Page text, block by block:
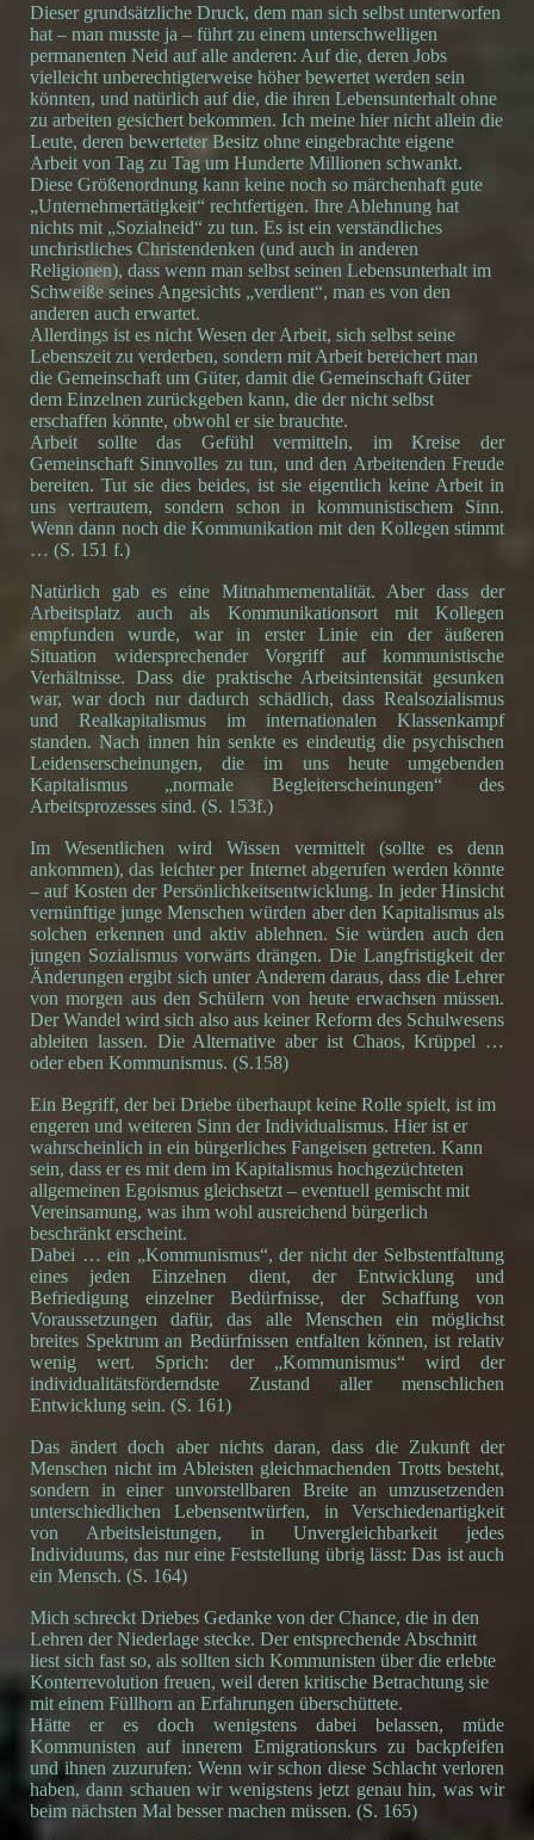
Dieser grundsätzliche Druck, dem man sich selbst unterworfen
hat – man musste ja – führt zu einem unterschwelligen
permanenten Neid auf alle anderen: Auf die, deren Jobs
vielleicht unberechtigterweise höher bewertet werden sein
könnten, und natürlich auf die, die ihren Lebensunterhalt ohne
zu arbeiten gesichert bekommen. Ich meine hier nicht allein die
Leute, deren bewerteter Besitz ohne eingebrachte eigene
Arbeit von Tag zu Tag um Hunderte Millionen schwankt.
Diese Größenordnung kann keine noch so märchenhaft gute
„Unternehmertätigkeit“ rechtfertigen. Ihre Ablehnung hat
nichts mit „Sozialneid“ zu tun. Es ist ein verständliches
unchristliches Christendenken (und auch in anderen
Religionen), dass wenn man selbst seinen Lebensunterhalt im
Schweiße seines Angesichts „verdient“, man es von den
anderen auch erwartet.
Allerdings ist es nicht Wesen der Arbeit, sich selbst seine
Lebenszeit zu verderben, sondern mit Arbeit bereichert man
die Gemeinschaft um Güter, damit die Gemeinschaft Güter
dem Einzelnen zurückgeben kann, die der nicht selbst
erschaffen könnte, obwohl er sie brauchte.
Arbeit sollte das Gefühl vermitteln, im Kreise der
Gemeinschaft Sinnvolles zu tun, und den Arbeitenden Freude
bereiten. Tut sie dies beides, ist sie eigentlich keine Arbeit in
uns vertrautem, sondern schon in kommunistischem Sinn.
Wenn dann noch die Kommunikation mit den Kollegen stimmt
… (S. 151 f.)
Natürlich gab es eine Mitnahmementalität. Aber dass der
Arbeitsplatz auch als Kommunikationsort mit Kollegen
empfunden wurde, war in erster Linie ein der äußeren
Situation widersprechender Vorgriff auf kommunistische
Verhältnisse. Dass die praktische Arbeitsintensität gesunken
war, war doch nur dadurch schädlich, dass Realsozialismus
und Realkapitalismus im internationalen Klassenkampf
standen. Nach innen hin senkte es eindeutig die psychischen
Leidenserscheinungen, die im uns heute umgebenden
Kapitalismus „normale Begleiterscheinungen“ des
Arbeitsprozesses sind. (S. 153f.)
Im Wesentlichen wird Wissen vermittelt (sollte es denn
ankommen), das leichter per Internet abgerufen werden könnte
– auf Kosten der Persönlichkeitsentwicklung. In jeder Hinsicht
vernünftige junge Menschen würden aber den Kapitalismus als
solchen erkennen und aktiv ablehnen. Sie würden auch den
jungen Sozialismus vorwärts drängen. Die Langfristigkeit der
Änderungen ergibt sich unter Anderem daraus, dass die Lehrer
von morgen aus den Schülern von heute erwachsen müssen.
Der Wandel wird sich also aus keiner Reform des Schulwesens
ableiten lassen. Die Alternative aber ist Chaos, Krüppel …
oder eben Kommunismus. (S.158)
Ein Begriff, der bei Driebe überhaupt keine Rolle spielt, ist im
engeren und weiteren Sinn der Individualismus. Hier ist er
wahrscheinlich in ein bürgerliches Fangeisen getreten. Kann
sein, dass er es mit dem im Kapitalismus hochgezüchteten
allgemeinen Egoismus gleichsetzt – eventuell gemischt mit
Vereinsamung, was ihm wohl ausreichend bürgerlich
beschränkt erscheint.
Dabei … ein „Kommunismus“, der nicht der Selbstentfaltung
eines jeden Einzelnen dient, der Entwicklung und
Befriedigung einzelner Bedürfnisse, der Schaffung von
Voraussetzungen dafür, das alle Menschen ein möglichst
breites Spektrum an Bedürfnissen entfalten können, ist relativ
wenig wert. Sprich: der „Kommunismus“ wird der
individualitätsförderndste Zustand aller menschlichen
Entwicklung sein. (S. 161)
Das ändert doch aber nichts daran, dass die Zukunft der
Menschen nicht im Ableisten gleichmachenden Trotts besteht,
sondern in einer unvorstellbaren Breite an umzusetzenden
unterschiedlichen Lebensentwürfen, in Verschiedenartigkeit
von Arbeitsleistungen, in Unvergleichbarkeit jedes
Individuums, das nur eine Feststellung übrig lässt: Das ist auch
ein Mensch. (S. 164)
Mich schreckt Driebes Gedanke von der Chance, die in den
Lehren der Niederlage stecke. Der entsprechende Abschnitt
liest sich fast so, als sollten sich Kommunisten über die erlebte
Konterrevolution freuen, weil deren kritische Betrachtung sie
mit einem Füllhorn an Erfahrungen überschüttete.
Hätte er es doch wenigstens dabei belassen, müde
Kommunisten auf innerem Emigrationskurs zu backpfeifen
und ihnen zuzurufen: Wenn wir schon diese Schlacht verloren
haben, dann schauen wir wenigstens jetzt genau hin, was wir
beim nächsten Mal besser machen müssen. (S. 165)